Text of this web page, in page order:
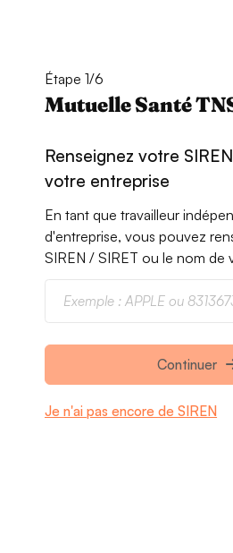
Étape 1/6
Mutuelle Santé
Renseignez votre
votre entreprise
En tant que travailleur
d'entreprise, vous pouvez
SIREN / SIRET ou le nom de
Continuer
Je n'ai pas encore de SIREN